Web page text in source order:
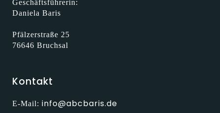
Geschäftsführerin:
Daniela Baris
Pfälzerstraße 25
76646 Bruchsal
Kontakt
E-Mail: info@abcbaris.de